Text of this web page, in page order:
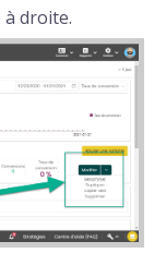
droite.